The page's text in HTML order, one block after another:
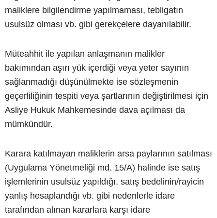
maliklere bilgilendirme yapılmaması, tebligatın
usulsüz olması vb. gibi gerekçelere dayanılabilir.
Müteahhit ile yapılan anlaşmanın malikler
bakımından aşırı yük içerdiği veya yeter sayının
sağlanmadığı düşünülmekte ise sözleşmenin
geçerliliğinin tespiti veya şartlarının değiştirilmesi için
Asliye Hukuk Mahkemesinde dava açılması da
mümkündür.
Karara katılmayan maliklerin arsa paylarının satılması
(Uygulama Yönetmeliği md. 15/A) halinde ise satış
işlemlerinin usulsüz yapıldığı, satış bedelinin/rayicin
yanlış hesaplandığı vb. gibi nedenlerle idare
tarafından alınan kararlara karşı idare